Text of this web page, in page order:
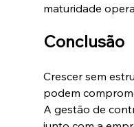
maturidade
Conclusão
Crescer sem
podem
A gestão de